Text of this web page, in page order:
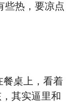
热，要凉点
桌上，看着
其实逼里和